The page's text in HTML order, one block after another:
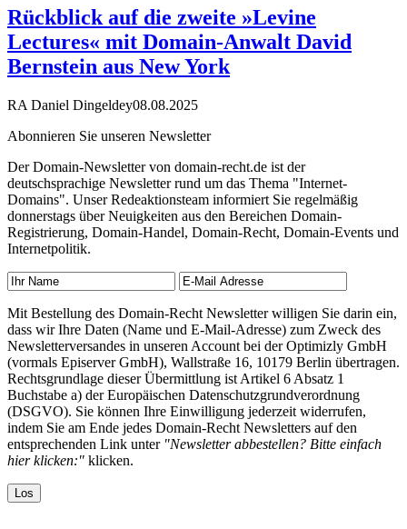
Rückblick auf die zweite »Levine
Lectures« mit Domain-Anwalt David
Bernstein aus New York
RA Daniel Dingeldey08.08.2025
Abonnieren Sie unseren Newsletter
Der Domain-Newsletter von domain-recht.de ist der
deutschsprachige Newsletter rund um das Thema "Internet-
Domains". Unser Redeaktionsteam informiert Sie regelmäßig
donnerstags über Neuigkeiten aus den Bereichen Domain-
Registrierung, Domain-Handel, Domain-Recht, Domain-Events und
Internetpolitik.
Mit Bestellung des Domain-Recht Newsletter willigen Sie darin ein,
dass wir Ihre Daten (Name und E-Mail-Adresse) zum Zweck des
Newsletterversandes in unseren Account bei der Optimizly GmbH
(vormals Episerver GmbH), Wallstraße 16, 10179 Berlin übertragen.
Rechtsgrundlage dieser Übermittlung ist Artikel 6 Absatz 1
Buchstabe a) der Europäischen Datenschutzgrundverordnung
(DSGVO). Sie können Ihre Einwilligung jederzeit widerrufen,
indem Sie am Ende jedes Domain-Recht Newsletters auf den
entsprechenden Link unter "Newsletter abbestellen? Bitte einfach
hier klicken:" klicken.